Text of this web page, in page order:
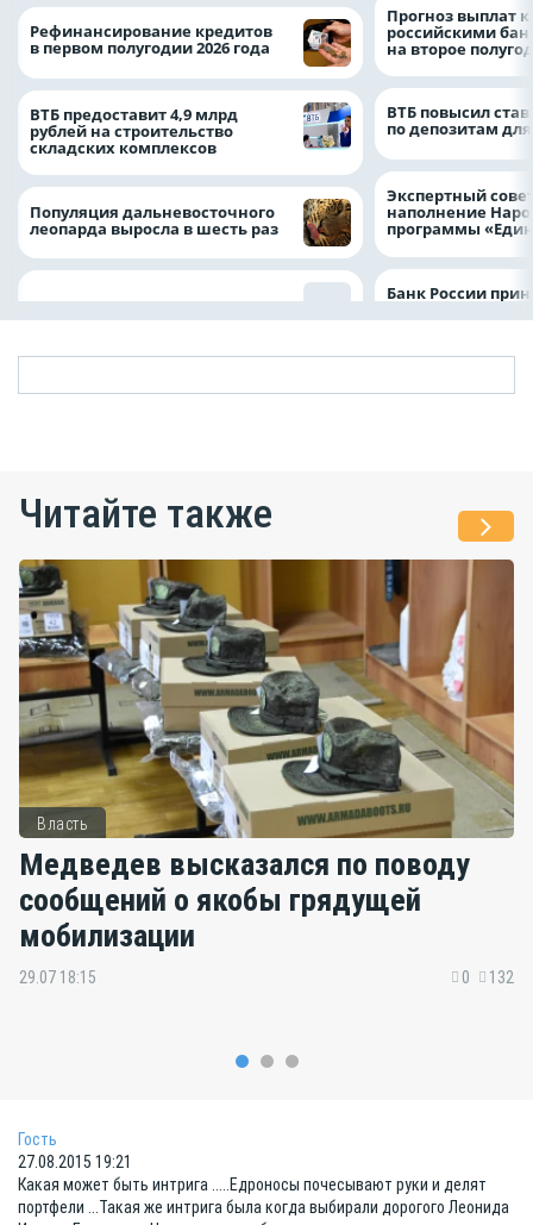
Рефинансирование кредитов
в первом полугодии 2026 года
ВТБ предоставит 4,9 млрд
рублей на строительство
складских комплексов
Популяция дальневосточного
леопарда выросла в шесть раз
Прогноз выплат
российскими
на второе
ВТБ повысил
по депозитам
Экспертный
наполнение
программы
Банк России
Читайте также
Власть
Медведев высказался по поводу
сообщений о якобы грядущей
мобилизации
29.07 18:15 0 132
Гость
27.08.2015 19:21
Какая может быть интрига .....Едроносы почесывают руки и делят
портфели ...Такая же интрига была когда выбирали дорогого Леонида